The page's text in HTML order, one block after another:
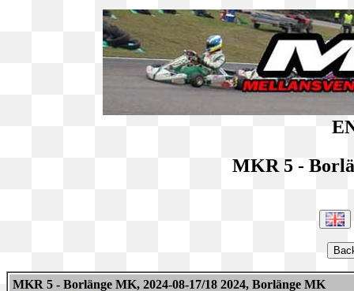
MKR 5 -
MKR 5 - Borlänge MK, 2024-08-17/18 2024, Borlänge MK